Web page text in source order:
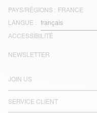
PAYS/RÉGIONS : FRANCE
LANGUE :
ACCESSIBILITÉ
JOIN US
SERVICE CLIENT
NEWSLETTER